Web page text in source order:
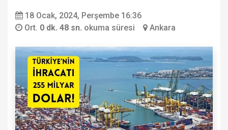
18 Ocak, 2024, Perşembe 16:36
Ort. 0 dk. 48 sn. okuma süresi Ankara